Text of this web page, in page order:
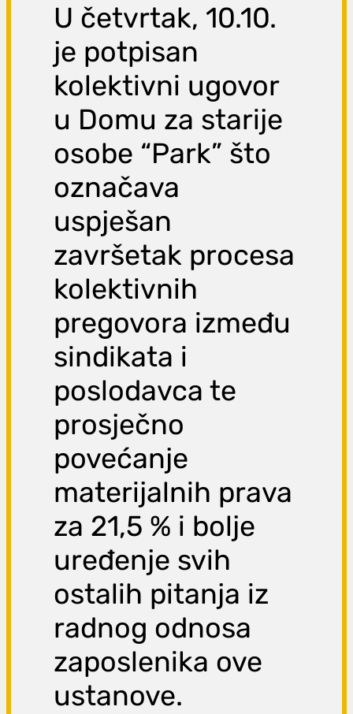
U četvrtak, 10.10.
je potpisan
kolektivni ugovor
u Domu za starije
osobe “Park” što
označava
uspješan
završetak procesa
kolektivnih
pregovora između
sindikata i
poslodavca te
prosječno
povećanje
materijalnih prava
za 21,5 % i bolje
uređenje svih
ostalih pitanja iz
radnog odnosa
zaposlenika ove
ustanove.